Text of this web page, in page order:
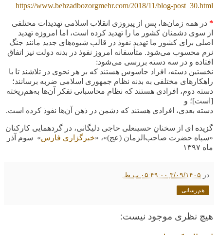
https://www.behzadbozorgmehr.com/2018/11/blog-post_30.html
* در همه زمان‌ها، پس از پیروزی انقلاب اسلامی تهدیدات مختلفی
از سوی دشمنان کشور ما را تهدید کرده است، اما امروزه تهدید
اصلی برای کشور ما تهدید نفوذ در قالب شیوه‌های جدید مانند جنگ
نرم محسوب می‌شود. متأسفانه امروز نفوذ در بدنه دولت نیز اتفاق
افتاده و در سه دسته بررسی می‌شود:
نخستین دسته، افراد جاسوس هستند که بر هر نحوی در تلاشند تا با
راهکارهای مختلفی به بدنه نظام جمهوری اسلامی ضربه برسانند؛
دسته دوم، افرادی هستند که نظام محاسباتی تفکر آن‌ها به‌هم‌ریخته
[است]؛ و
دسته بعدی، افرادی هستند که دشمن در ذهن آن‌ها نفوذ کرده است.
گزیده ای از سخنانِ حسینعلی حاجی دلیگانی، در گردهمایی کارکنان
«سپاه حضرت صاحب‌الزمان (عج)»، «خبرگزاری فارس» سوم آذر
ماه ۱۳۹۷
در ۳/۰۹/۱۴۰۵ ۰۵:۴۹:۰۰ ب.ظ.
هم‌رسانی
هیچ نظری موجود نیست: